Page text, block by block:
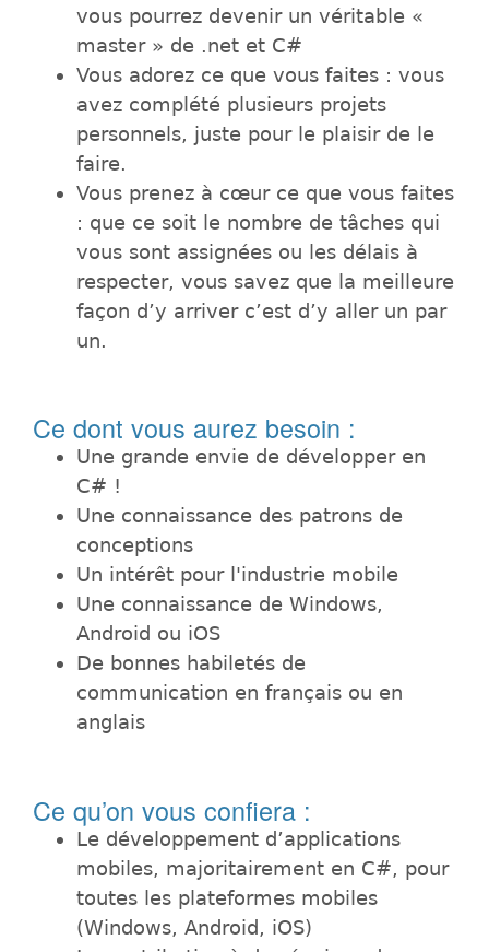
vous pourrez devenir un véritable «
master » de .net et C#
Vous adorez ce que vous faites : vous
avez complété plusieurs projets
personnels, juste pour le plaisir de le
faire.
Vous prenez à cœur ce que vous faites
: que ce soit le nombre de tâches qui
vous sont assignées ou les délais à
respecter, vous savez que la meilleure
façon d’y arriver c’est d’y aller un par
un.
Ce dont vous aurez besoin :
Une grande envie de développer en
C# !
Une connaissance des patrons de
conceptions
Un intérêt pour l'industrie mobile
Une connaissance de Windows,
Android ou iOS
De bonnes habiletés de
communication en français ou en
anglais
Ce qu’on vous confiera :
Le développement d’applications
mobiles, majoritairement en C#, pour
toutes les plateformes mobiles
(Windows, Android, iOS)